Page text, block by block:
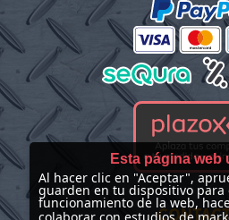
Esta página web
Al hacer clic en "Aceptar",
guarden en tu dispositivo para
funcionamiento de la web,